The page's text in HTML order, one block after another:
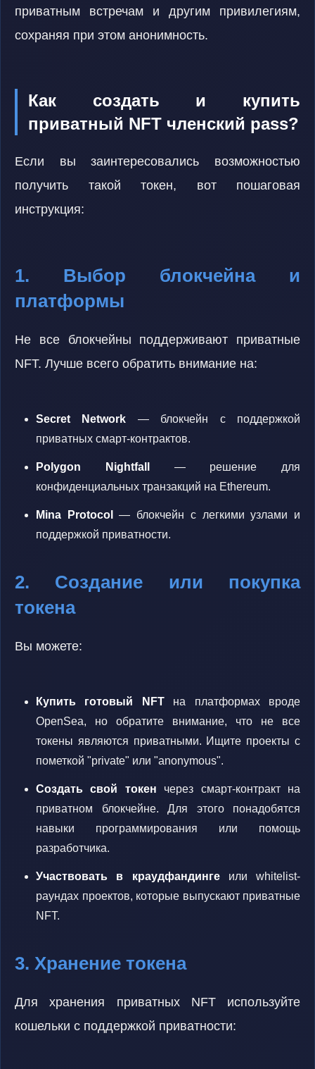
приватным встречам и другим привилегиям,
сохраняя при этом анонимность.
Как создать и купить
приватный NFT членский pass?
Если вы заинтересовались возможностью
получить такой токен, вот пошаговая
инструкция:
1. Выбор блокчейна и
платформы
Не все блокчейны поддерживают приватные
NFT. Лучше всего обратить внимание на:
Secret Network — блокчейн с поддержкой
приватных смарт-контрактов.
Polygon Nightfall
— решение для
конфиденциальных транзакций на Ethereum.
Mina Protocol
— блокчейн с легкими узлами и
поддержкой приватности.
2. Создание или покупка
токена
Вы можете:
Купить готовый NFTна платформах вроде
OpenSea, но обратите внимание, что не все
токены являются приватными. Ищите проекты с
пометкой "private" или "anonymous".
Создать свой токен через смарт-контракт на
приватном блокчейне. Для этого понадобятся
навыки программирования или помощь
разработчика.
Участвовать в краудфандингеили whitelist-
раундах проектов, которые выпускают приватные
NFT.
3. Хранение токена
Для хранения приватных NFT используйте
кошельки с поддержкой приватности: